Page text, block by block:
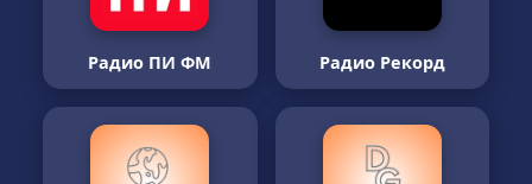
Радио ПИ ФМ Радио Рекорд